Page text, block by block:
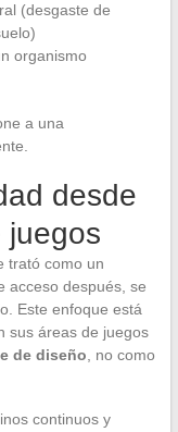
(desgaste de
organismo
a una
desde
juegos
trató como un
acceso después, se
Este enfoque está
sus áreas de juegos
de diseño, no como
continuos y